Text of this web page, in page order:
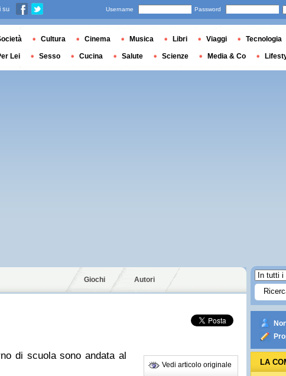
Giochi Autori
di scuola sono andata al
Vedi articolo originale LA
su Username Password
Cultura Cinema Musica Libri Viaggi Tecnologia
Lei Sesso Cucina Salute Scienze Media & Co